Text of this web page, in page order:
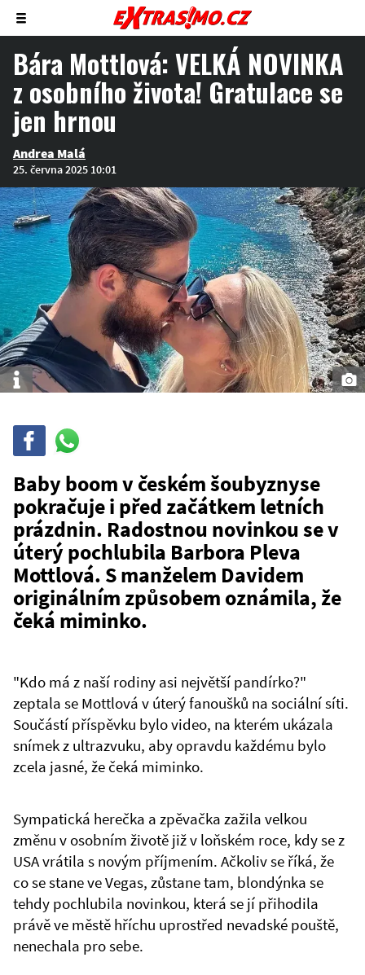
Zobrazit/skrýt
menu
Bára Mottlová: VELKÁ NOVINKA
z osobního života! Gratulace se
jen hrnou
Andrea Malá
25. června 2025 10:01
Info
Sdílej
WhatsAppu
Baby boom v českém šoubyznyse
pokračuje i před začátkem letních
prázdnin. Radostnou novinkou se v
úterý pochlubila Barbora Pleva
Mottlová. S manželem Davidem
originálním způsobem oznámila, že
čeká miminko.
"Kdo má z naší rodiny asi největší pandírko?"
zeptala se Mottlová v úterý fanoušků na sociální síti.
Součástí příspěvku bylo video, na kterém ukázala
snímek z ultrazvuku, aby opravdu každému bylo
zcela jasné, že čeká miminko.
Sympatická herečka a zpěvačka zažila velkou
změnu v osobním životě již v loňském roce, kdy se z
USA vrátila s novým příjmením. Ačkoliv se říká, že
co se stane ve Vegas, zůstane tam, blondýnka se
tehdy pochlubila novinkou, která se jí přihodila
právě ve městě hříchu uprostřed nevadské pouště,
nenechala pro sebe.